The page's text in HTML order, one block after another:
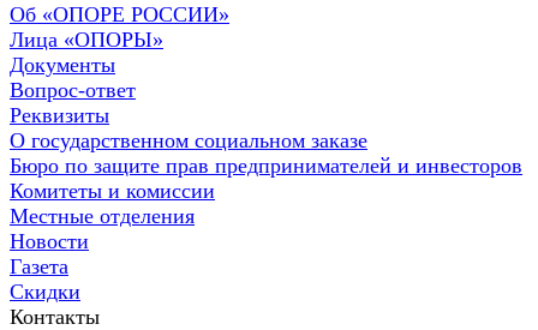
Об «ОПОРЕ РОССИИ»
Лица «ОПОРЫ»
Документы
Вопрос-ответ
Реквизиты
О государственном социальном заказе
Бюро по защите прав предпринимателей и инвесторов
Комитеты и комиссии
Местные отделения
Новости
Газета
Скидки
Контакты